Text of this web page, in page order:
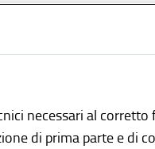
nominata la
l’atto di riferimento
necessari al
di prima parte e di